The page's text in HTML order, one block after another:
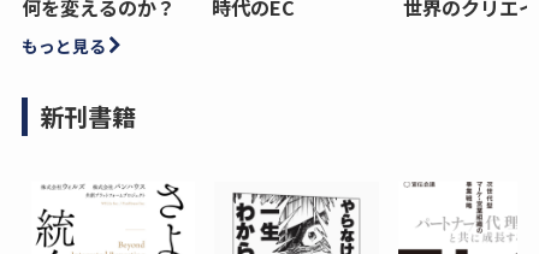
何を変えるのか？
時代のEC
世界のクリエ
もっと見る
新刊書籍